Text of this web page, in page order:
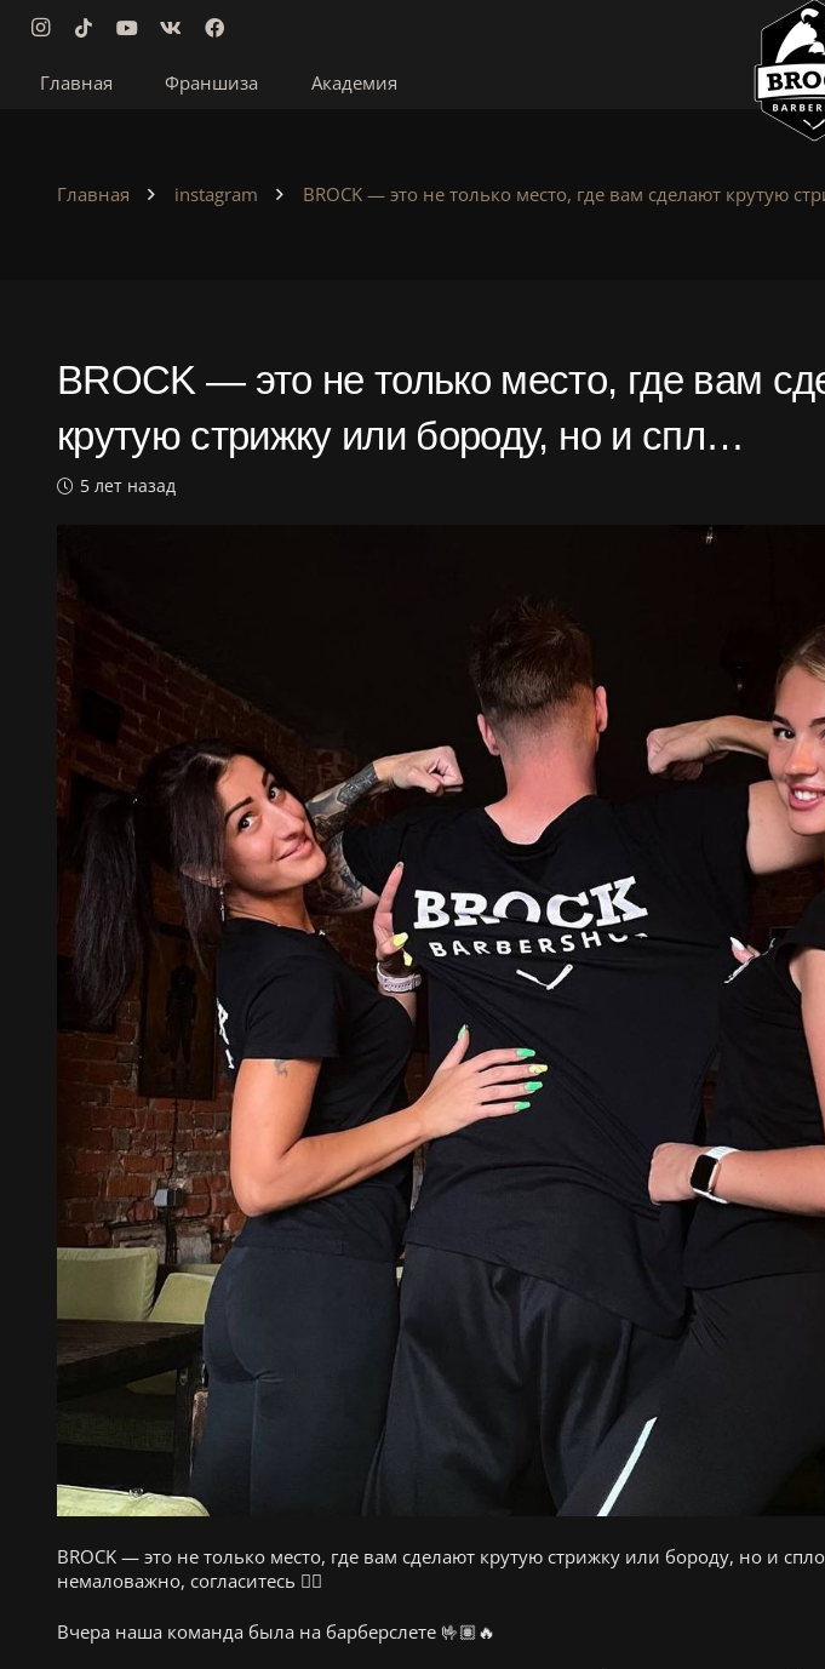
Главная Франшиза Академия
Главная instagram BROCK — это не только место, где вам сделают крутую
BROCK — это не только место, где вам
крутую стрижку или бороду, но и спл…
5 лет назад
BROCK — это не только место, где вам сделают крутую стрижку или бороду, но и
немаловажно, согласитесь ☝🏽
Вчера наша команда была на барберслете 🤟🏽🔥